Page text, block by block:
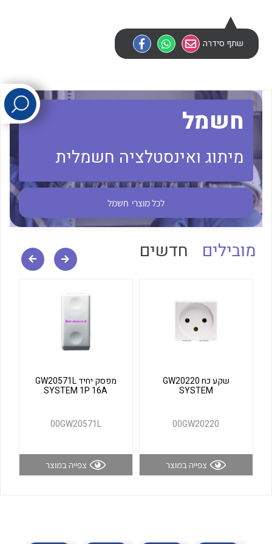
לכל מוצרי היצרן
לכל מוצרי היצרן לכל מוצרי היצרן
לכל מוצרי היצרן לכל מוצרי היצרן
שתף סידרה
חשמל
מיתוג ואינסטלציה חשמלית
לכל מוצרי חשמל
מובילים חדשים
שקע כח GW20220
SYSTEM
00GW20220
צפייה במוצר
מפסק יחיד GW20571L
SYSTEM 1P 16A
00GW20571L
צפייה במוצר